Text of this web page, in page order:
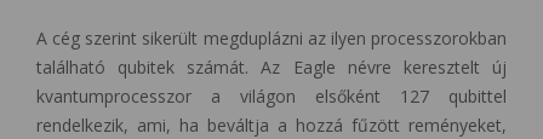
A cég szerint sikerült megduplázni az ilyen processzorokban
található qubitek számát. Az Eagle névre keresztelt új
kvantumprocesszor a világon elsőként 127 qubittel
rendelkezik, ami, ha beváltja a hozzá fűzött reményeket,